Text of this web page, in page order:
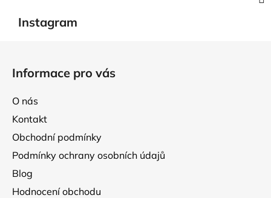
Instagram
Informace pro vás
O nás
Kontakt
Obchodní podmínky
Podmínky ochrany osobních údajů
Blog
Hodnocení obchodu